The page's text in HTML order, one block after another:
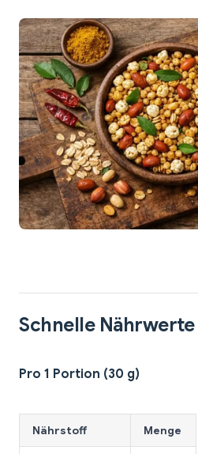
Schnelle Nährwerte
Pro 1 Portion (30 g)
Nährstoff Menge